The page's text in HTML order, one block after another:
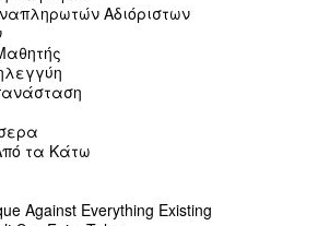
Αδιόριστων
τα Κάτω
Against Everything Existing